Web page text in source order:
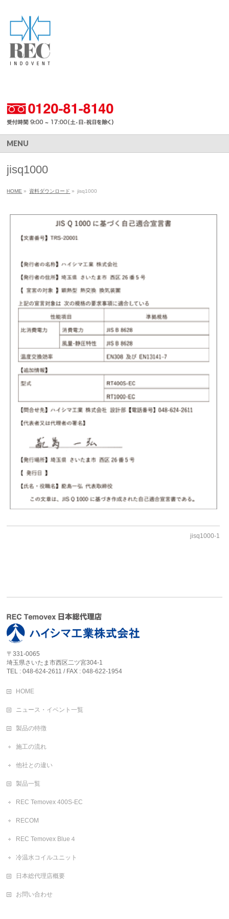
MENU
jisq1000
HOME » 資料ダウンロード » jisq1000
jisq1000-1
〒331-0065
埼玉県さいたま市西区二ツ宮304-1
TEL : 048-624-2611 / FAX : 048-622-1954
HOME
ニュース・イベント一覧
製品の特徴
施工の流れ
他社との違い
製品一覧
REC Temovex 400S-EC
RECOM
REC Temovex Blue４
冷温水コイルユニット
日本総代理店概要
お問い合わせ